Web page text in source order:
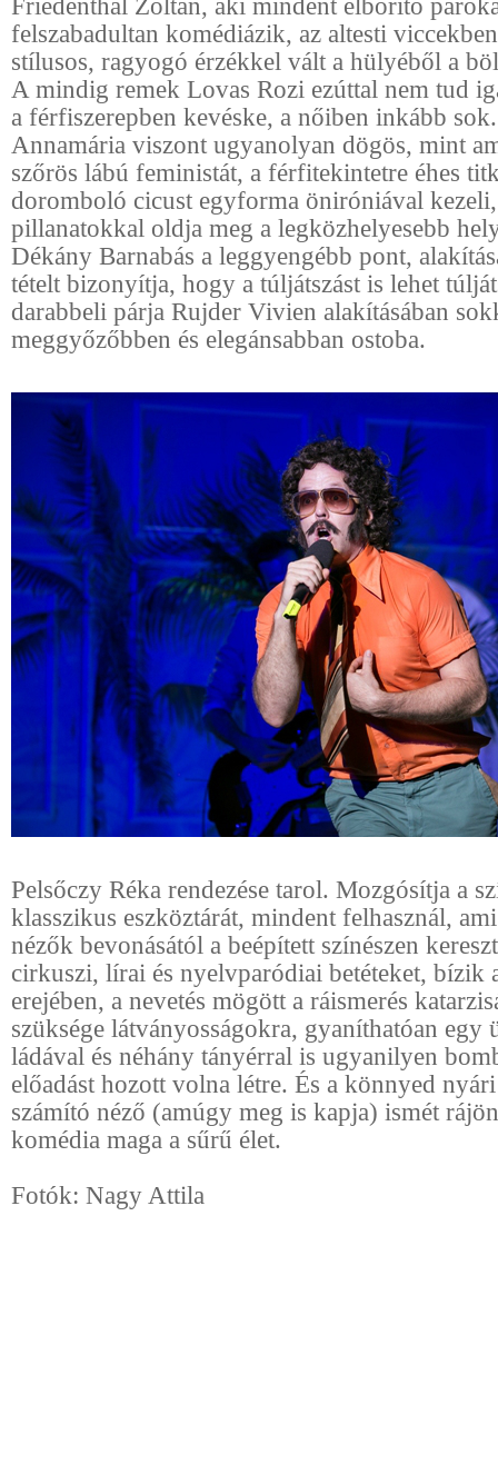
felszabadultan komédiázik, az altesti
stílusos, ragyogó érzékkel vált a hülyéből a
A mindig remek Lovas Rozi ezúttal nem tud
a férfiszerepben kevéske, a nőiben inkább
Annamária viszont ugyanolyan dögös, mint
szőrös lábú feministát, a férfitekintetre éhes
doromboló cicust egyforma öniróniával
pillanatokkal oldja meg a legközhelyesebb
Dékány Barnabás a leggyengébb pont,
tételt bizonyítja, hogy a túljátszást is lehet
darabbeli párja Rujder Vivien alakításában
meggyőzőbben és elegánsabban ostoba.
Pelsőczy Réka rendezése tarol. Mozgósítja a
klasszikus eszköztárát, mindent felhasznál,
nézők bevonásától a beépített színészen
cirkuszi, lírai és nyelvparódiai betéteket, bízik
erejében, a nevetés mögött a ráismerés
szüksége látványosságokra, gyaníthatóan egy
ládával és néhány tányérral is ugyanilyen
előadást hozott volna létre. És a könnyed
számító néző (amúgy meg is kapja) ismét
komédia maga a sűrű élet.
Fotók: Nagy Attila